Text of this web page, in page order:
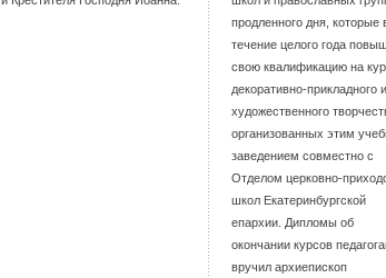
продленного дня, которые
течение целого года
свою квалификацию на
декоративно-прикладного и
художественного
организованных этим
заведением совместно с
Отделом церковно-
школ Екатеринбургской
епархии. Дипломы об
окончании курсов
вручил архиепископ